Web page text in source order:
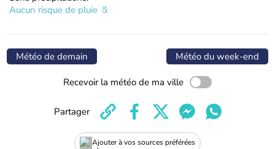
Aucun risque de pluie
Météo de demain Météo du week-end
Recevoir la météo de ma ville
Ajouter à vos sources préférées
Partager